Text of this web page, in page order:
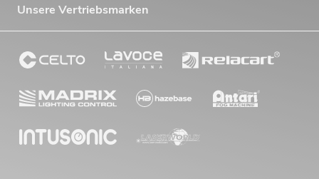
Unsere Vertriebsmarken